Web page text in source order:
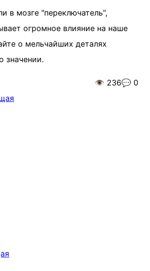
в мозге "переключатель",
огромное влияние на наше
о мельчайших деталях
значении.
👁️ 236💬 0